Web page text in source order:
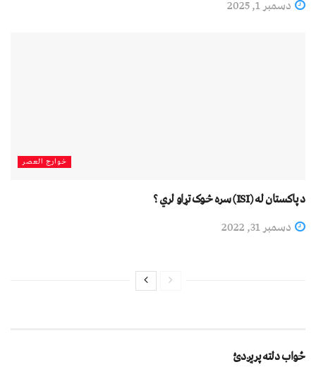
دسمبر 1, 2025
خوارج العصر
د پاکستان له (ISI) سره څوک تړاو لري ؟
دسمبر 31, 2022
ځواب دلته پرېږدئ